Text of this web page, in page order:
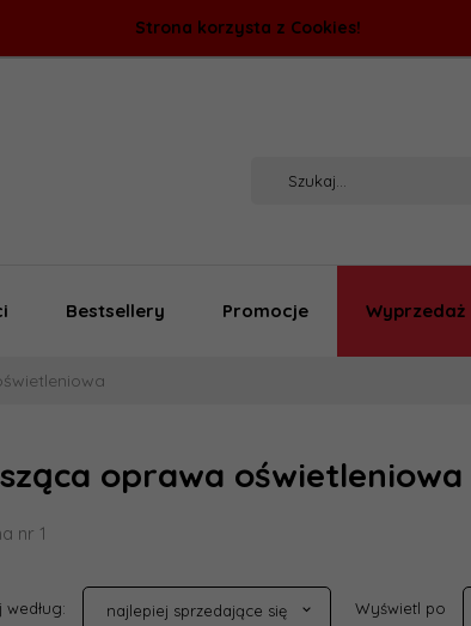
Strona korzysta z Cookies!
Bestsellery Promocje Wyprzedaż
oprawa oświetleniowa
nr 1
według:
sort
najlepiej sprzedające się
Wyświetl po
pop